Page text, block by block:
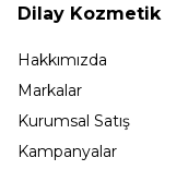
Dilay Kozmetik
Hakkımızda
Markalar
Kurumsal Satış
Kampanyalar